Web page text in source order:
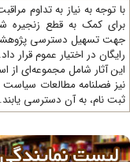
کمک به قطع زنجیره
تسهیل دسترسی پژوهشگران
در اختیار عموم قرار داد.
آثار شامل مجموعه‌ای از
فصلنامه مطالعات سیاست
نام، به آن دسترسی یابند.